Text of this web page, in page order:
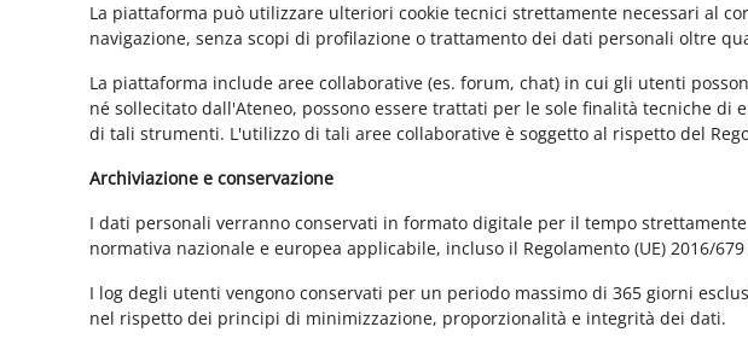
La piattaforma può utilizzare ulteriori cookie tecnici strettamente necessari al
navigazione, senza scopi di profilazione o trattamento dei dati personali oltre
La piattaforma include aree collaborative (es. forum, chat) in cui gli utenti
né sollecitato dall'Ateneo, possono essere trattati per le sole finalità tecniche
di tali strumenti. L'utilizzo di tali aree collaborative è soggetto al rispetto del
Archiviazione e conservazione
I dati personali verranno conservati in formato digitale per il tempo
normativa nazionale e europea applicabile, incluso il Regolamento (UE) 2016/679
I log degli utenti vengono conservati per un periodo massimo di 365 giorni
nel rispetto dei principi di minimizzazione, proporzionalità e integrità dei dati.